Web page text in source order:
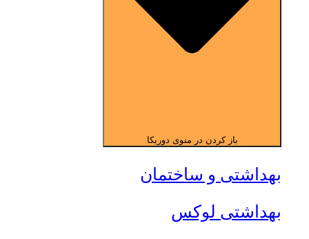
باز کردن در منوی دوریکا
بهداشتی و ساختمان
بهداشتی لوکس